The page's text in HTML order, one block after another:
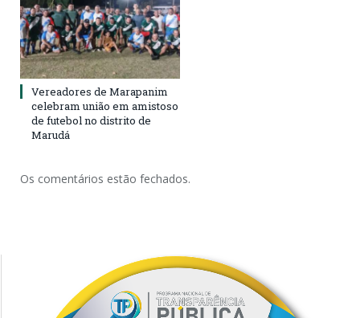
Vereadores de Marapanim
celebram união em amistoso
de futebol no distrito de
Marudá
Os comentários estão fechados.